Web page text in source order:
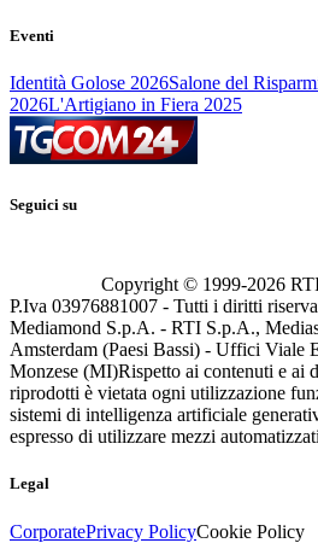
Eventi
Identità Golose 2026Salone del
2026L'Artigiano in Fiera 2025
Seguici su
Copyright © 1999-2026
P.Iva 03976881007 - Tutti i diritti
Mediamond S.p.A. - RTI S.p.A.,
Amsterdam (Paesi Bassi) - Uffici Viale
Monzese (MI)Rispetto ai contenuti e ai
riprodotti è vietata ogni utilizzazione
sistemi di intelligenza artificiale
espresso di utilizzare mezzi
Legal
CorporatePrivacy PolicyCookie Policy